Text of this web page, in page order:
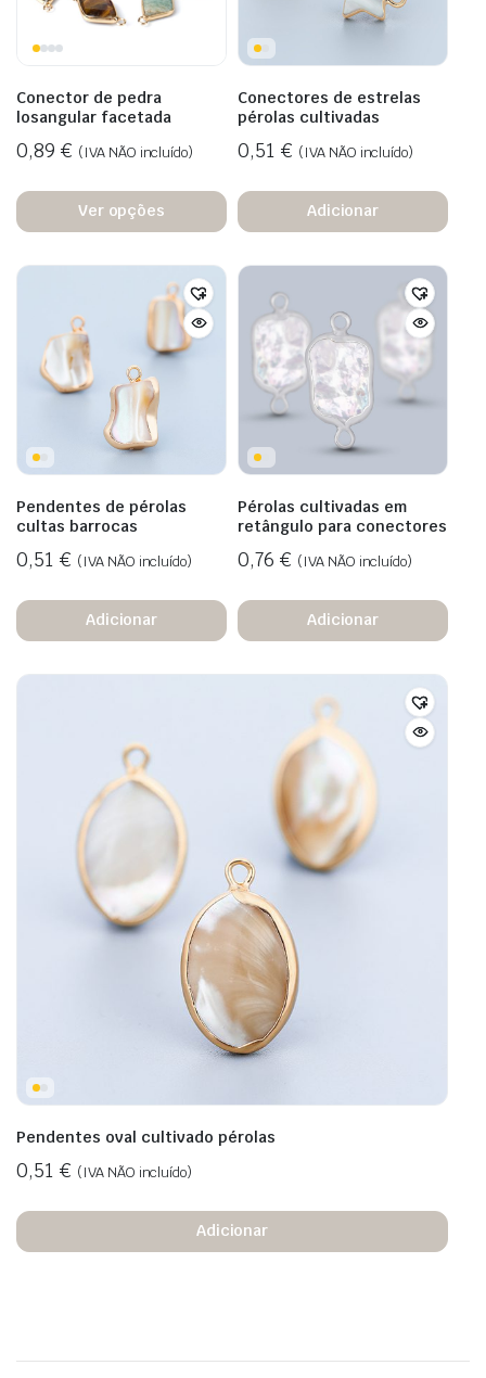
Conector de pedra
losangular facetada
0,89 € (IVA NÃO incluído)
Ver opções
Conectores de estrelas
pérolas cultivadas
0,51 € (IVA NÃO incluído)
Adicionar
Pendentes de pérolas
cultas barrocas
0,51 € (IVA NÃO incluído)
Adicionar
Pérolas cultivadas em
retângulo para conectores
0,76 € (IVA NÃO incluído)
Adicionar
Pendentes oval cultivado pérolas
0,51 € (IVA NÃO incluído)
Adicionar